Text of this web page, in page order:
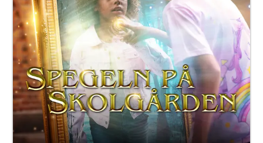
Holmström Frank: Samuel Bahne Märta: Saga
Sederholm Nalle: Oskar Pöysti Polisen: Stella Laine
Elna: Sue Lemström Elever på skolgården spelas av:
Livia Ahlström, Kajsa Degn, Bon Järf, Luna Lukka,
Salma Sarkola, Amie Sidibeh och Norah Thottungal.
Vi andra som har jobbat med äventyret är: Barbro
Ahlstedt, Clas Christiansen, Jessica Edén, Sofie
Gammals, Anne Hämäläinen, Timo Hietala, Niko
Ingman, Anna-Maija Kalén, Marina Meinander och
Are Nikkinen. Äventyret är gjort av Svenska Yle